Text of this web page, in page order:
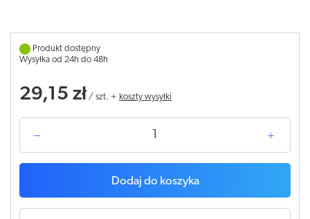
Produkt dostępny
Wysyłka od 24h do 48h
29,15 zł / szt. + koszty wysyłki
Dodaj do koszyka